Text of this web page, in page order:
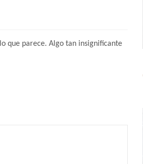
que parece. Algo tan insignificante